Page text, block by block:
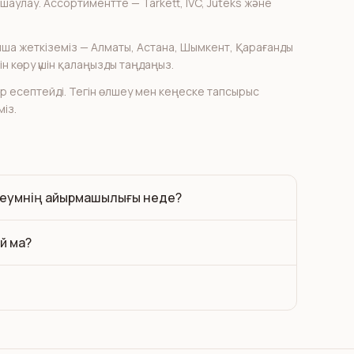
жеткіземіз — Алматы, Астана, Шымкент, Қарағанды
үшін қалаңызды таңдаңыз.
Тегін өлшеу мен кеңеске тапсырыс
айырмашылығы неде?
ма?